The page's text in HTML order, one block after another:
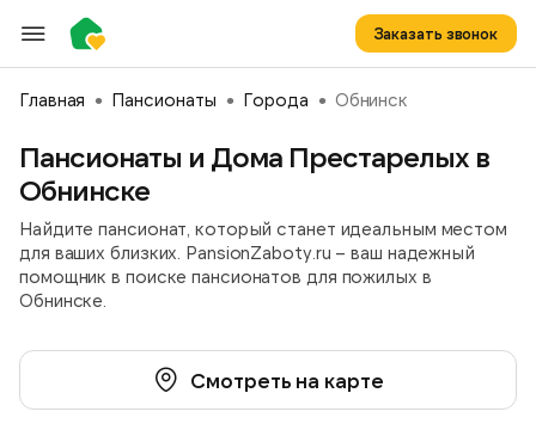
Заказать звонок
Главная Пансионаты Города Обнинск
Пансионаты и Дома Престарелых в
Обнинске
Найдите пансионат, который станет идеальным местом
для ваших близких. PansionZaboty.ru – ваш надежный
помощник в поиске пансионатов для пожилых в
Обнинске.
Смотреть на карте